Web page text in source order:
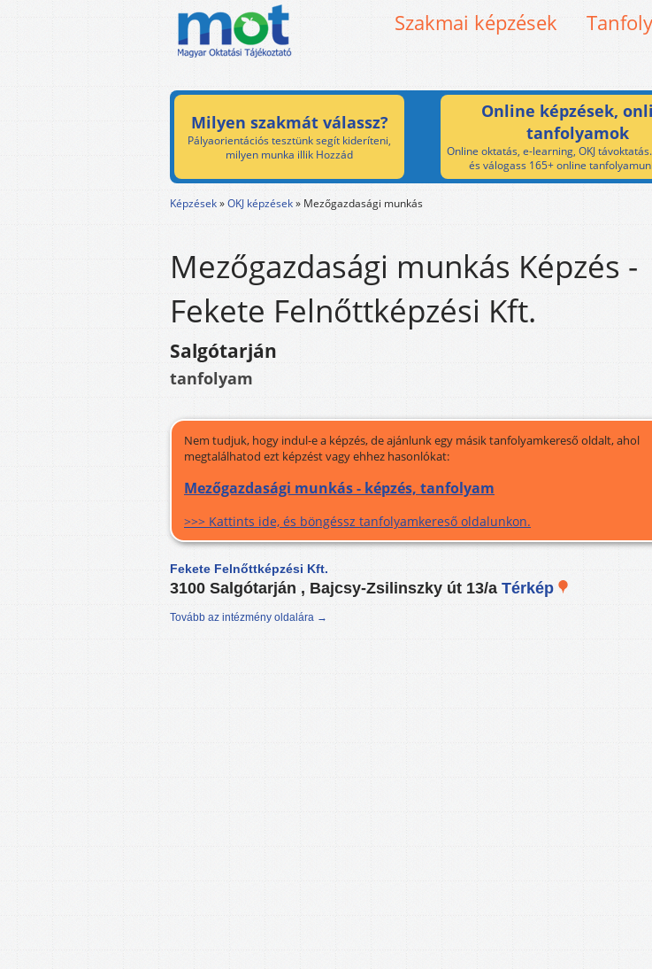
Szakmai képzések
Milyen szakmát válassz?
Pályaorientációs tesztünk segít kideríteni,
milyen munka illik Hozzád
Online képzések,
tanfolyamok
Online oktatás, e-learning, OKJ
és válogass 165+ online
Képzések»OKJ képzések» Mezőgazdasági munkás
Mezőgazdasági munkás Képzés -
Fekete Felnőttképzési Kft.
Salgótarján
tanfolyam
Nem tudjuk, hogy indul-e a képzés, de ajánlunk egy másik tanfolyamkereső oldalt, ahol
megtalálhatod ezt képzést vagy ehhez hasonlókat:
Mezőgazdasági munkás - képzés, tanfolyam
>>> Kattints ide, és böngéssz tanfolyamkereső oldalunkon.
Fekete Felnőttképzési Kft.
3100 Salgótarján , Bajcsy-Zsilinszky út 13/a Térkép
Tovább az intézmény oldalára →